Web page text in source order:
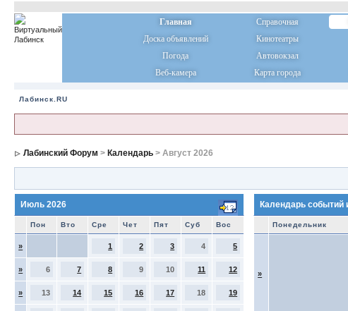
Главная Справочная
Доска объявлений
Кинотеатры
Погода
Автовокзал
Веб-камера
Карта города
Лабинск.RU
Лабинский Форум > Календарь > Август 2026
Июль 2026
Пон Вто Сре Чет Пят Суб Вос
» 1 2 3 4 5
» 6 7 8 9 10 11 12
» 13 14 15 16 17 18 19
Календарь событий
Понедельник
»